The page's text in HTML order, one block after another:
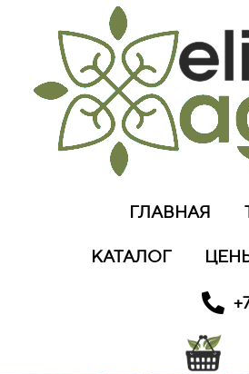
ГЛАВНАЯ
КАТАЛОГ